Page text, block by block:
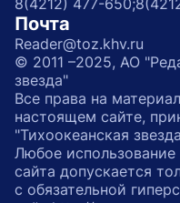
8(4212) 477-650;
Почта
Reader@toz.khv.ru
© 2011 –2025, АО
звезда"
Все права на
настоящем сайте,
"Тихоокеанская
Любое
сайта допускается
с обязательной